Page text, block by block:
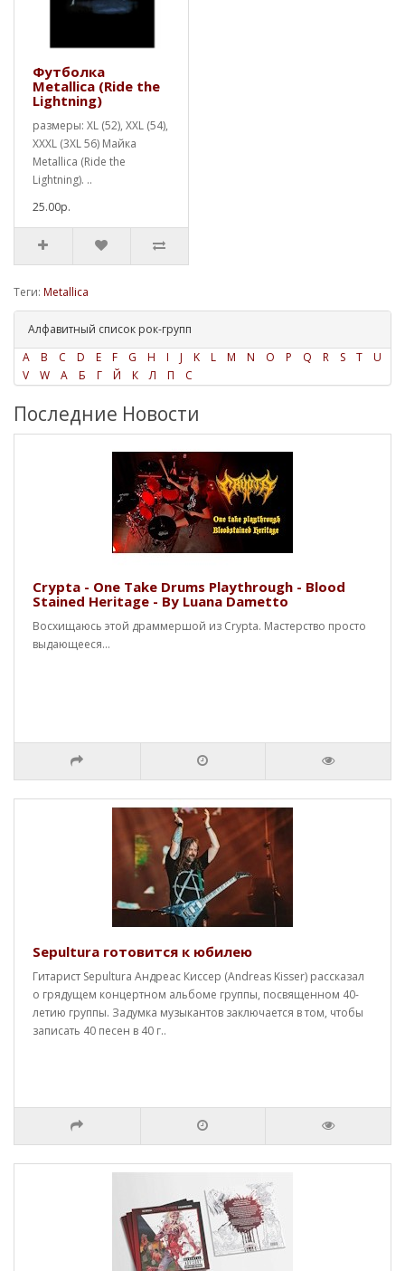
Футболка
Metallica (Ride the
Lightning)
размеры: XL (52), XXL (54),
XXXL (3XL 56) Майка
Metallica (Ride the
Lightning). ..
25.00р.
Теги: Metallica
Алфавитный список рок-групп
A
B C D E F G H I J K L M N O P Q R S T
U
V
W А Б Г Й К Л П С
Последние Новости
Crypta - One Take Drums Playthrough - Blood
Stained Heritage - By Luana Dametto
Восхищаюсь этой драммершой из Crypta. Мастерство просто
выдающееся...
Sepultura готовится к юбилею
Гитарист Sepultura Андреас Киссер (Andreas Kisser) рассказал
о грядущем концертном альбоме группы, посвященном 40-
летию группы. Задумка музыкантов заключается в том, чтобы
записать 40 песен в 40 г..